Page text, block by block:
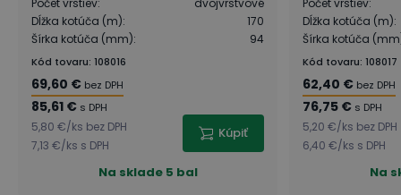
Dĺžka kotúča (m):
170
Šírka kotúča (mm): 94
Kód tovaru: 108016
69,60 € bez DPH
85,61 € s DPH
5,80 €/ks bez DPH
7,13 €/ks s DPH
Kúpiť
Na sklade 5 bal
Dĺžka kotúča (m):
Šírka kotúča
Kód tovaru: 108017
62,40 € bez DPH
76,75 € s DPH
5,20 €/ks bez DPH
6,40 €/ks s DPH
Na